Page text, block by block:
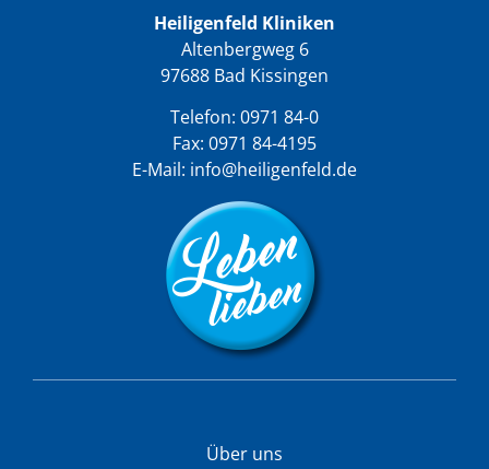
Heiligenfeld Kliniken
Altenbergweg 6
97688 Bad Kissingen
Telefon: 0971 84-0
Fax: 0971 84-4195
E-Mail: info@heiligenfeld.de
Über uns